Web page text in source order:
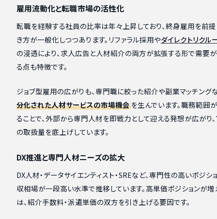
雇用流動化と転職市場の活性化
転職を経験する社員の比率は年々上昇しており、終身雇用を前
き方が一般化しつつあります。リファラル採用やダイレクトリクル
の浸透により、求人広告と人材紹介の両方が拡張する形で需要
る点も特徴です。
ジョブ型雇用の広がりも、専門職に絞った紹介や副業マッチング
分化された人材サービスの市場機会を生んでいます。職務範囲
ることで、外部から専門人材を即戦力として迎える発想が広がり
の取扱量を底上げしています。
DX推進と専門人材ニーズの拡大
DX人材・データサイエンティスト・SREなど、専門性の高いポジシ
収相場が一段高い水準で推移しています。高単価ポジションが増
は、紹介手数料・派遣単価の双方を引き上げる要因です。